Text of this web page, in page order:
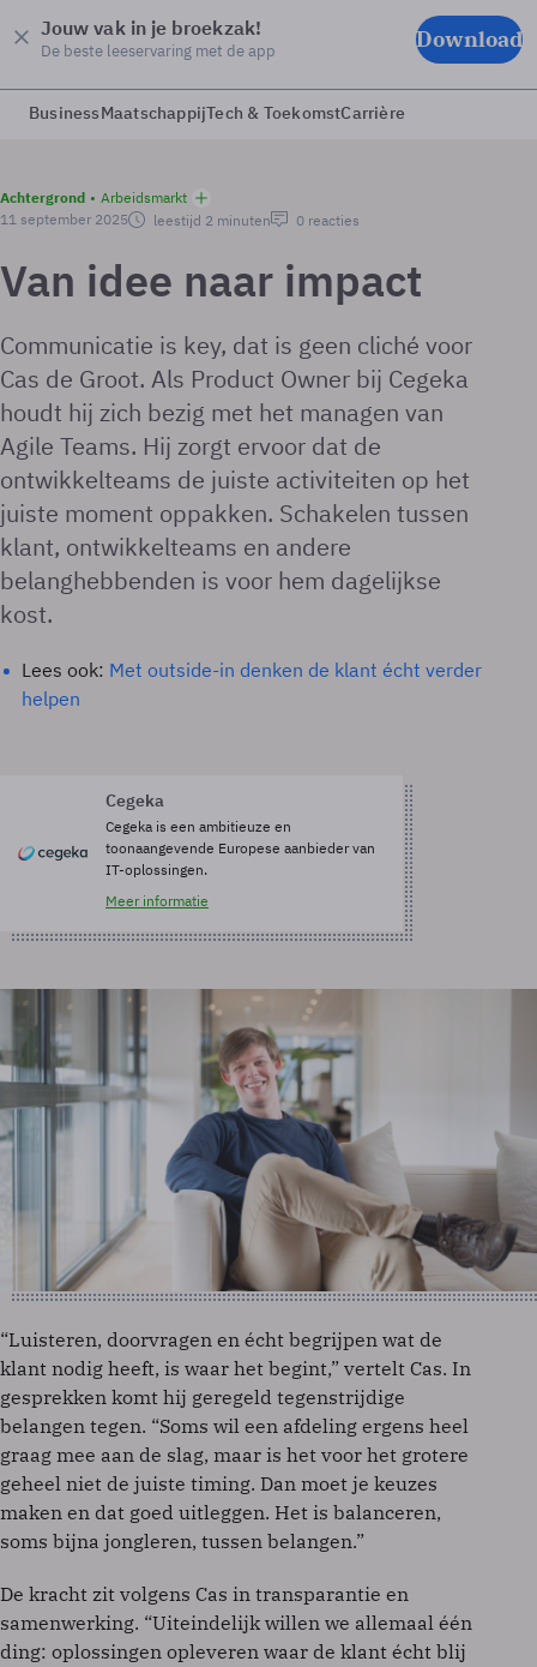
Jouw vak in je broekzak!
De beste leeservaring met de app Download
BusinessMaatschappijTech & ToekomstCarrière
Achtergrond
Arbeidsmarkt
11 september 2025
leestijd 2 minuten 0 reacties
Van idee naar impact
Communicatie is key, dat is geen cliché voor
Cas de Groot. Als Product Owner bij Cegeka
houdt hij zich bezig met het managen van
Agile Teams. Hij zorgt ervoor dat de
ontwikkelteams de juiste activiteiten op het
juiste moment oppakken. Schakelen tussen
klant, ontwikkelteams en andere
belanghebbenden is voor hem dagelijkse
kost.
Lees ook: Met outside-in denken de klant écht verder
helpen
Cegeka
Cegeka is een ambitieuze en
toonaangevende Europese aanbieder van
IT-oplossingen.
Meer informatie
“Luisteren, doorvragen en écht begrijpen wat de
klant nodig heeft, is waar het begint,” vertelt Cas. In
gesprekken komt hij geregeld tegenstrijdige
belangen tegen. “Soms wil een afdeling ergens heel
graag mee aan de slag, maar is het voor het grotere
geheel niet de juiste timing. Dan moet je keuzes
maken en dat goed uitleggen. Het is balanceren,
soms bijna jongleren, tussen belangen.”
De kracht zit volgens Cas in transparantie en
samenwerking. “Uiteindelijk willen we allemaal één
ding: oplossingen opleveren waar de klant écht blij